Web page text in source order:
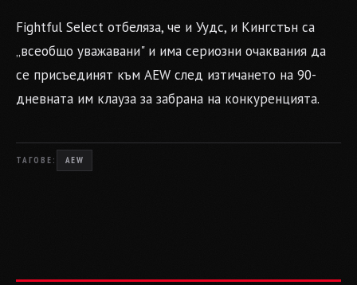
Fightful Select отбеляза, че и Уудс, и Кингстън са
„всеобщо уважавани" и има сериозни очаквания да
се присъединят към AEW след изтичането на 90-
дневната им клауза за забрана на конкуренцията.
ТАГОВЕ: AEW